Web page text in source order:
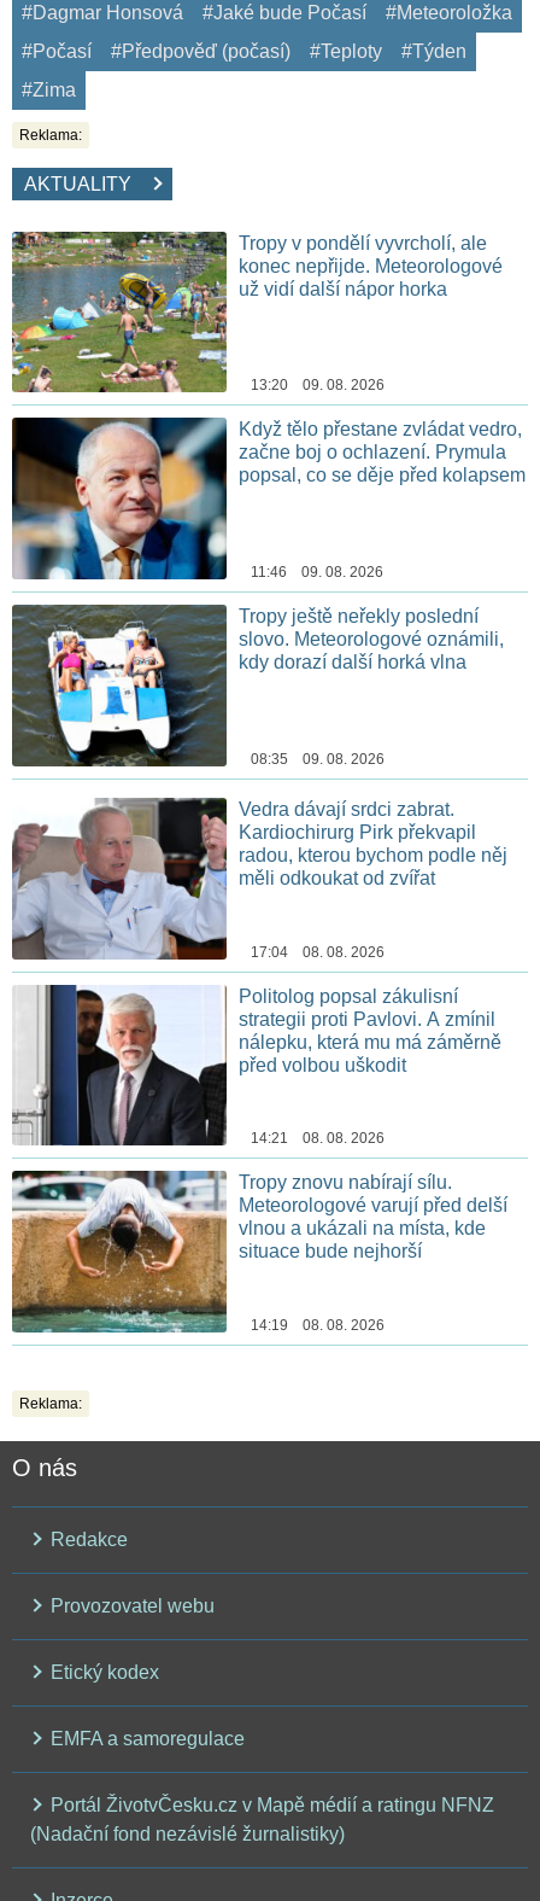
#Dagmar Honsová #Jaké bude Počasí
#Meteoroložka
#Počasí
#Předpověď (počasí) #Teploty
#Týden
#Zima
Reklama:
AKTUALITY
Tropy v pondělí vyvrcholí, ale
konec nepřijde. Meteorologové
už vidí další nápor horka
13:20 09. 08. 2026
Když tělo přestane zvládat vedro,
začne boj o ochlazení. Prymula
popsal, co se děje před kolapsem
11:46 09. 08. 2026
Tropy ještě neřekly poslední
slovo. Meteorologové oznámili,
kdy dorazí další horká vlna
08:35 09. 08. 2026
Vedra dávají srdci zabrat.
Kardiochirurg Pirk překvapil
radou, kterou bychom podle něj
měli odkoukat od zvířat
17:04 08. 08. 2026
Politolog popsal zákulisní
strategii proti Pavlovi. A zmínil
nálepku, která mu má záměrně
před volbou uškodit
14:21 08. 08. 2026
Tropy znovu nabírají sílu.
Meteorologové varují před delší
vlnou a ukázali na místa, kde
situace bude nejhorší
14:19 08. 08. 2026
Reklama:
O nás
Redakce
Provozovatel webu
Etický kodex
EMFA a samoregulace
Portál ŽivotvČesku.cz v Mapě médií a ratingu NFNZ
(Nadační fond nezávislé žurnalistiky)